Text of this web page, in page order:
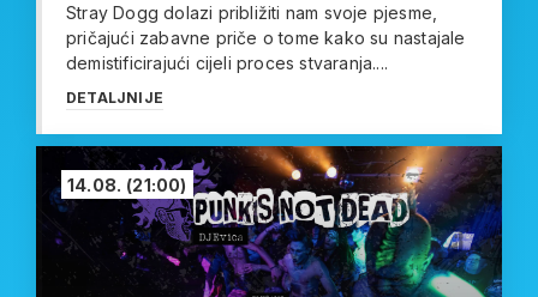
Stray Dogg dolazi približiti nam svoje pjesme,
pričajući zabavne priče o tome kako su nastajale
demistificirajući cijeli proces stvaranja....
DETALJNIJE
14.08. (21:00)